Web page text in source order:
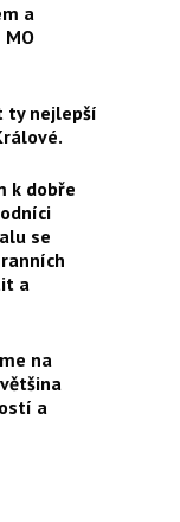
a
ty nejlepší
k dobře
se
a
na
a